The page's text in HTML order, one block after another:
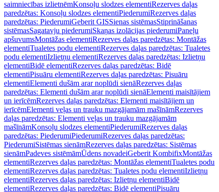
saimniecības izlietnēmKonsoļu slodzes elementiRezerves daļas
paredzētas: Konsoļu slodzes elementiPiederumiRezerves daļas
paredzētas: PiederumiGeberit GISSienas sistēmasStiprināšanas
sistēmasSagatavju piederumiSkaņas izolācijas piederumiPaneļu
apšuvumsMontāžas elementiRezerves daļas paredzētas: Montāžas
elementiTualetes podu elementiRezerves daļas paredzētas: Tualetes
podu elementiIzlietņu elementiRezerves daļas paredzētas: Izlietņu
elementiBidē elementiRezerves daļas paredzētas: Bidē
elementiPisuāru elementiRezerves daļas paredzētas: Pisuāru
elementiElementi dušām arar noplūdi sienāRezerves daļas
paredzētas: Elementi dušām arar noplūdi sienāElementi maisītājiem
un ierīcēmRezerves daļas paredzētas: Elementi maisītājiem un
ierīcēmElementi veļas un trauku mazgājamām mašīnāmRezerves
daļas paredzētas: Elementi veļas un trauku mazgājamām
mašīnāmKonsoļu slodzes elementiPiederumiRezerves daļas
paredzētas: PiederumiPiederumiRezerves daļas paredzētas:
PiederumiSistēmas sienāmRezerves daļas paredzētas: Sistēmas
sienāmPadeves sistēmāmŪdens novadeiGeberit KombifixMontāžas
elementiRezerves daļas paredzētas: Montāžas elementiTualetes podu
elementiRezerves daļas paredzētas: Tualetes podu elementiIzlietņu
elementiRezerves daļas paredzētas: Izlietņu elementiBidē
elementiRezerves daļas paredzētas: Bidē elementiPisuāru